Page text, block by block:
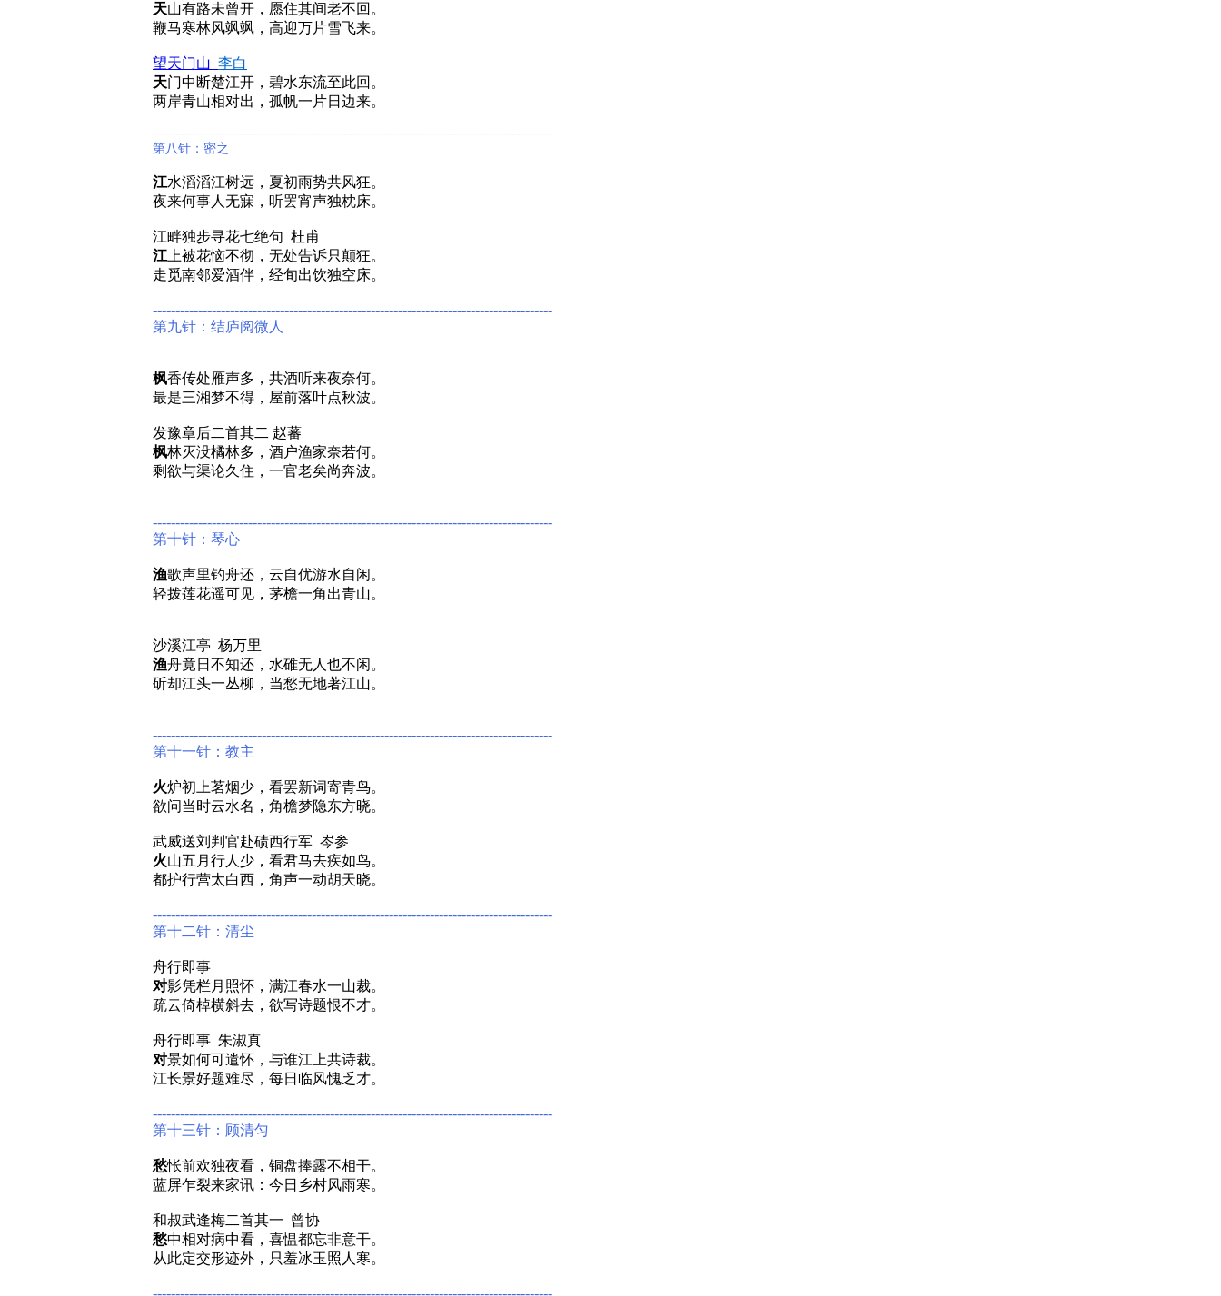
天山有路未曾开，愿住其间老不回。
鞭马寒林风飒飒，高迎万片雪飞来。
望天门山_ 李白
天门中断楚江开，碧水东流至此回。
两岸青山相对出，孤帆一片日边来。
----------------------------------------------------------------------------------------
第八针：密之
江水滔滔江树远，夏初雨势共风狂。
夜来何事人无寐，听罢宵声独枕床。
江畔独步寻花七绝句 杜甫
江 上被花恼不彻，无处告诉只颠狂。
走觅南邻爱酒伴，经旬出饮独空床。
----------------------------------------------------------------------------------------
第九针：结庐阅微人
枫香传处雁声多，共酒听来夜奈何。
最是三湘梦不得，屋前落叶点秋波。
发豫章后二首其二 赵蕃
枫林灭没橘林多，酒户渔家奈若何。
剩欲与渠论久住，一官老矣尚奔波。
----------------------------------------------------------------------------------------
第十针：琴心
渔歌声里钓舟还，云自优游水自闲。
轻拨莲花遥可见，茅檐一角出青山。
沙溪江亭 杨万里
渔舟竟日不知还，水碓无人也不闲。
斫却江头一丛柳，当愁无地著江山。
----------------------------------------------------------------------------------------
第十一针：教主
火炉初上茗烟少，看罢新词寄青鸟。
欲问当时云水名，角檐梦隐东方晓。
武威送刘判官赴碛西行军 岑参
火山五月行人少，看君马去疾如鸟。
都护行营太白西，角声一动胡天晓。
----------------------------------------------------------------------------------------
第十二针：清尘
舟行即事
对影凭栏月照怀，满江春水一山裁。
疏云倚棹横斜去，欲写诗题恨不才。
舟行即事 朱淑真
对景如何可遣怀，与谁江上共诗裁。
江长景好题难尽，每日临风愧乏才。
----------------------------------------------------------------------------------------
第十三针：顾清匀
愁怅前欢独夜看，铜盘捧露不相干。
蓝屏乍裂来家讯：今日乡村风雨寒。
和叔武逢梅二首其一 曾协
愁中相对病中看，喜愠都忘非意干。
从此定交形迹外，只羞冰玉照人寒。